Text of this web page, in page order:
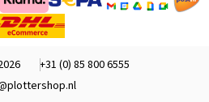
+31 (0) 85 800 6555